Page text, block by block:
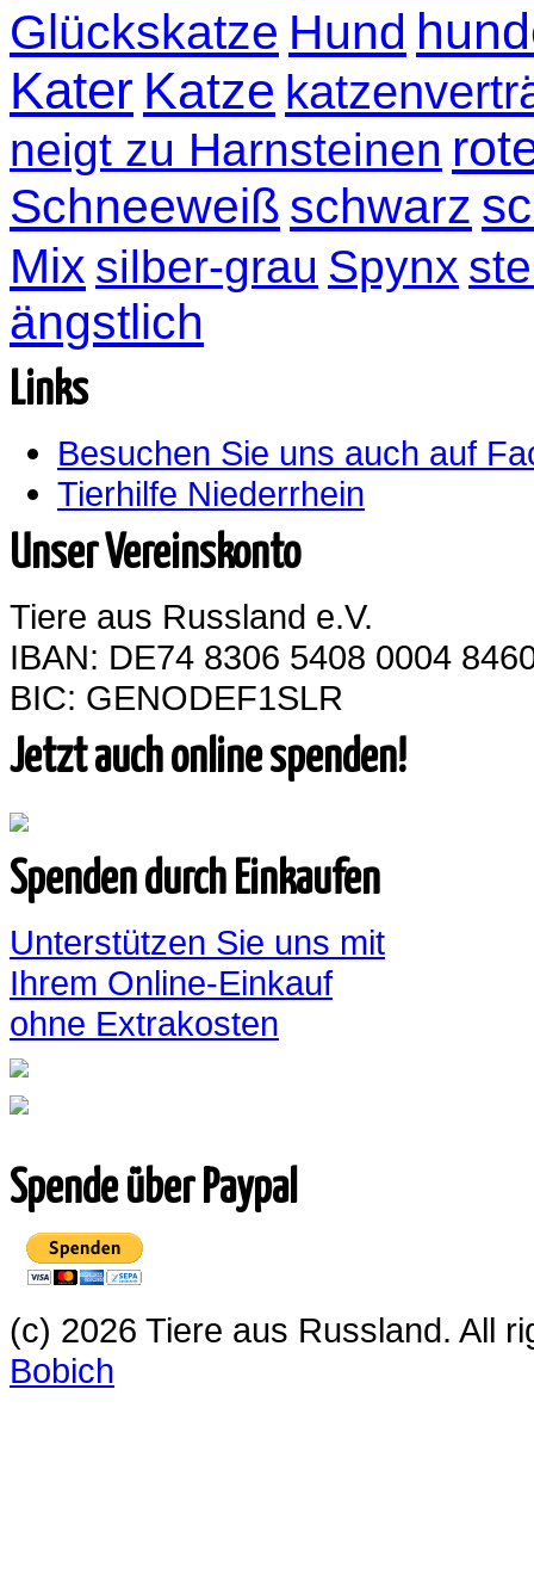
Glückskatze Hund
Kater Katze
neigt zu Harnsteinen
Schneeweiß schwarz
Mix silber-grau Spynx
ängstlich
Links
Besuchen Sie uns auch auf
Tierhilfe Niederrhein
Unser Vereinskonto
Tiere aus Russland e.V.
IBAN: DE74 8306 5408 0004
BIC: GENODEF1SLR
Jetzt auch online spenden!
Spenden durch Einkaufen
Unterstützen Sie uns mit
Ihrem Online-Einkauf
ohne Extrakosten
Spende über Paypal
(c) 2026 Tiere aus Russland. All
Bobich